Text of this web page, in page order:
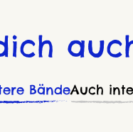
BändeAuch